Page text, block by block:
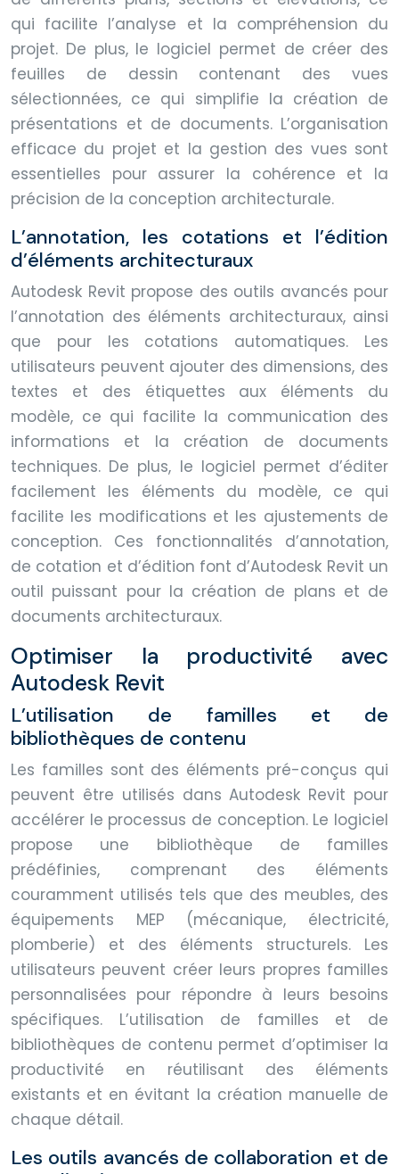
qui facilite l’analyse et la compréhension du
projet. De plus, le logiciel permet de créer des
feuilles de dessin contenant des vues
sélectionnées, ce qui simplifie la création de
présentations et de documents. L’organisation
efficace du projet et la gestion des vues sont
essentielles pour assurer la cohérence et la
précision de la conception architecturale.
L’annotation, les cotations et l’édition
d’éléments architecturaux
Autodesk Revit propose des outils avancés pour
l’annotation des éléments architecturaux, ainsi
que pour les cotations automatiques. Les
utilisateurs peuvent ajouter des dimensions, des
textes et des étiquettes aux éléments du
modèle, ce qui facilite la communication des
informations et la création de documents
techniques. De plus, le logiciel permet d’éditer
facilement les éléments du modèle, ce qui
facilite les modifications et les ajustements de
conception. Ces fonctionnalités d’annotation,
de cotation et d’édition font d’Autodesk Revit un
outil puissant pour la création de plans et de
documents architecturaux.
Optimiser la productivité avec
Autodesk Revit
L’utilisation de familles et de
bibliothèques de contenu
Les familles sont des éléments pré-conçus qui
peuvent être utilisés dans Autodesk Revit pour
accélérer le processus de conception. Le logiciel
propose une bibliothèque de familles
prédéfinies, comprenant des éléments
couramment utilisés tels que des meubles, des
équipements MEP (mécanique, électricité,
plomberie) et des éléments structurels. Les
utilisateurs peuvent créer leurs propres familles
personnalisées pour répondre à leurs besoins
spécifiques. L’utilisation de familles et de
bibliothèques de contenu permet d’optimiser la
productivité en réutilisant des éléments
existants et en évitant la création manuelle de
chaque détail.
Les outils avancés de collaboration et de